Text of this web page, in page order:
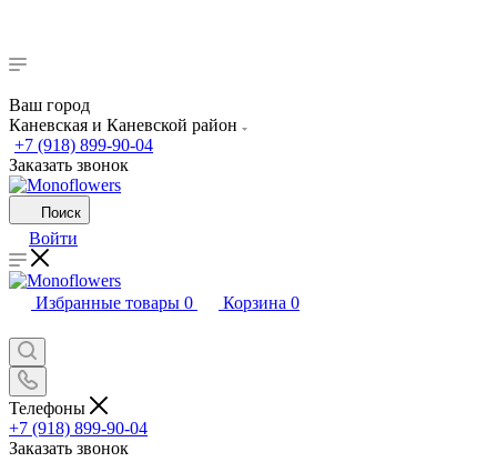
Ваш город
Каневская и Каневской район
+7 (918) 899-90-04
Заказать звонок
Поиск
Войти
Избранные товары 0 Корзина 0
Телефоны
+7 (918) 899-90-04
Заказать звонок